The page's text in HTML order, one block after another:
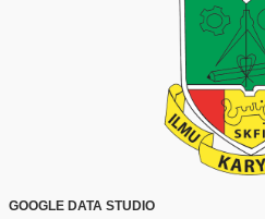
GOOGLE DATA STUDIO